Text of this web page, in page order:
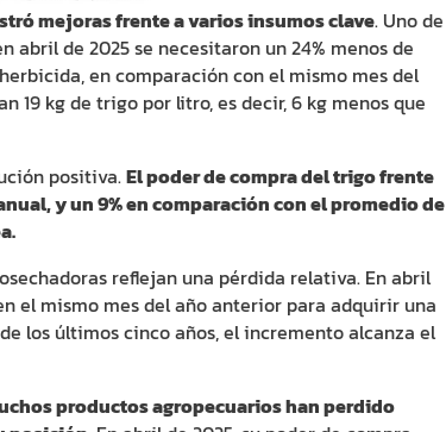
mejoras frente a varios insumos clave. Uno de
abril de 2025 se necesitaron un 24% menos de
en comparación con el mismo mes del
19 kg de trigo por litro, es decir, 6 kg menos que
positiva.El poder de compra del trigo frente
y un 9% en comparación con el promedio de
reflejan una pérdida relativa. En abril
el mismo mes del año anterior para adquirir una
los últimos cinco años, el incremento alcanza el
productos agropecuarios han perdido